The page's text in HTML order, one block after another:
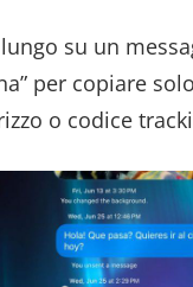
su un
per copiare
o codice